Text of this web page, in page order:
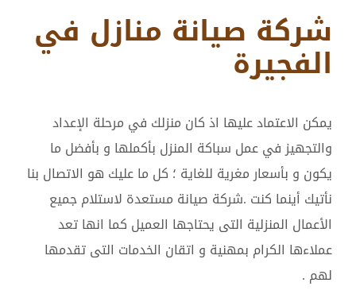
شركة صيانة منازل في
الفجيرة
يمكن الاعتماد عليها اذ كان منزلك في مرحلة الإعداد
والتجهيز في عمل سباكة المنزل بأكملها و بأفضل ما
يكون و بأسعار مغرية للغاية ؛ كل ما عليك هو الاتصال بنا
نأتيك أينما كنت .شركة صيانة مستعدة لاستلام جميع
الأعمال المنزلية التى يحتاجها العميل كما انها تعد
عملاءها الكرام بمهنية و اتقان الخدمات التى تقدمها
لهم .